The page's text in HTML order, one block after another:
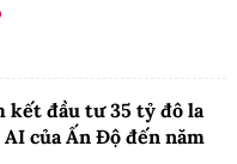
kết đầu tư 35 tỷ đô la
của Ấn Độ đến năm